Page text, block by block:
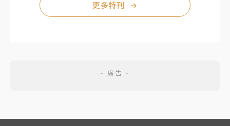
更多特刊 →